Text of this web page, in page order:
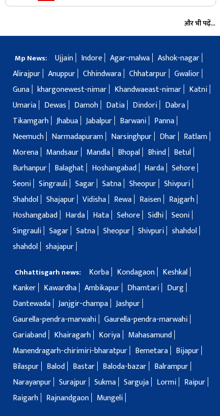
और भी पढ़ें...
Mp News: Ujjain Indore Agar-malwa Ashok-nagar
Alirajpur Anuppur Chhindwara Chhatarpur Gwalior
Guna khargonewest-nimar Khandwaeast-nimar
Katni
Umaria
Dewas Damoh Datia Dindori
Dabra
Tikamgarh Jhabua Jabalpur Barwani
Panna
Neemuch
Narmadapuram Narsinghpur Dhar
Ratlam
Morena
Mandsaur Mandla Bhopal Bhind
Betul
Burhanpur
Balaghat Hoshangabad Harda Sehore
Seoni Singrauli Sagar Satna Sheopur Shivpuri
Shahdol Shajapur Vidisha Rewa Raisen
Rajgarh
Hoshangabad
Harda Hata Sehore Sidhi Seoni
Singrauli Sagar Satna Sheopur Shivpuri shahdol
shahdol shajapur
Chhattisgarh news: Korba Kondagaon
Keshkal
Kanker
Kawardha Ambikapur Dhamtari
Durg
Dantewada Janjgir-champa Jashpur
Gaurella-pendra-marwahi Gaurella-pendra-marwahi
Gariaband
Khairagarh Koriya
Mahasamund
Manendragarh-chirimiri-bharatpur
Bemetara
Bijapur
Bilaspur
Balod Bastar Baloda-bazar
Balrampur
Narayanpur Surajpur Sukma Sarguja Lormi
Raipur
Raigarh
Rajnandgaon Mungeli